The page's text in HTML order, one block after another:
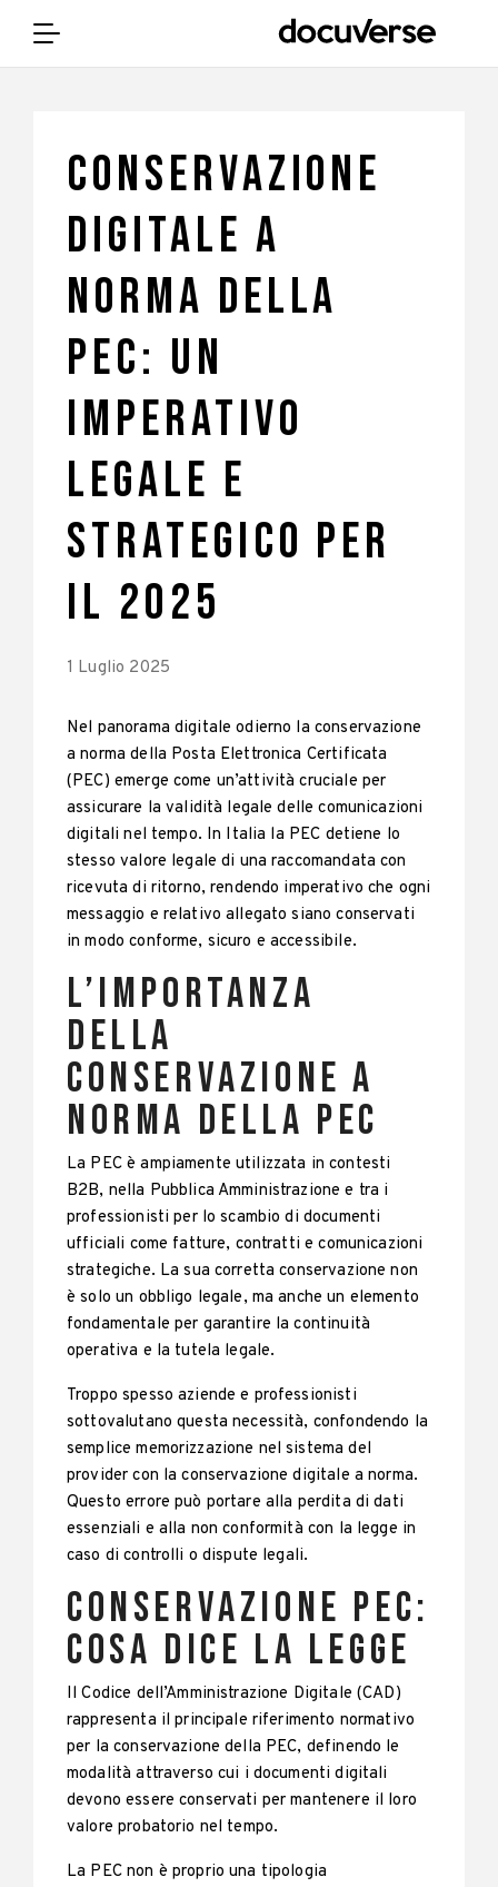
CONSERVAZIONE
DIGITALE A
NORMA DELLA
PEC: UN
IMPERATIVO
LEGALE E
STRATEGICO PER
IL 2025
1 Luglio 2025
Nel panorama digitale odierno la conservazione
a norma della Posta Elettronica Certificata
(PEC) emerge come un’attività cruciale per
assicurare la validità legale delle comunicazioni
digitali nel tempo. In Italia la PEC detiene lo
stesso valore legale di una raccomandata con
ricevuta di ritorno, rendendo imperativo che ogni
messaggio e relativo allegato siano conservati
in modo conforme, sicuro e accessibile.
L’Importanza
della
Conservazione a
Norma della PEC
La PEC è ampiamente utilizzata in contesti
B2B, nella Pubblica Amministrazione e tra i
professionisti per lo scambio di documenti
ufficiali come fatture, contratti e comunicazioni
strategiche. La sua corretta conservazione non
è solo un obbligo legale, ma anche un elemento
fondamentale per garantire la continuità
operativa e la tutela legale.
Troppo spesso aziende e professionisti
sottovalutano questa necessità, confondendo la
semplice memorizzazione nel sistema del
provider con la conservazione digitale a norma.
Questo errore può portare alla perdita di dati
essenziali e alla non conformità con la legge in
caso di controlli o dispute legali.
Conservazione PEC:
cosa dice la legge
Il Codice dell’Amministrazione Digitale (CAD)
rappresenta il principale riferimento normativo
per la conservazione della PEC, definendo le
modalità attraverso cui i documenti digitali
devono essere conservati per mantenere il loro
valore probatorio nel tempo.
La PEC non è proprio una tipologia